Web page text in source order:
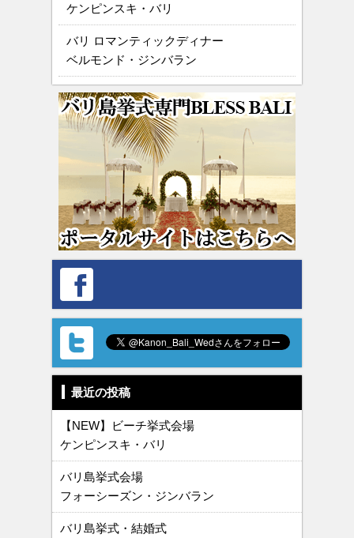
ケンピンスキ・バリ
バリ ロマンティックディナー
ベルモンド・ジンバラン
最近の投稿
【NEW】ビーチ挙式会場
ケンピンスキ・バリ
バリ島挙式会場
フォーシーズン・ジンバラン
バリ島挙式・結婚式